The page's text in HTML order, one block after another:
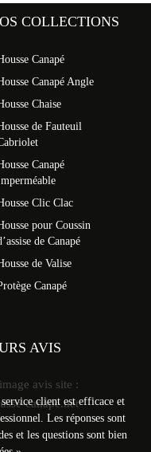
COLLECTIONS
Canapé
Canapé Angle
Chaise
de Fauteuil
Canapé
Clic Clac
pour Coussin
de Canapé
de Valise
Canapé
AVIS
client est efficace et
Les réponses sont
et les questions sont bien